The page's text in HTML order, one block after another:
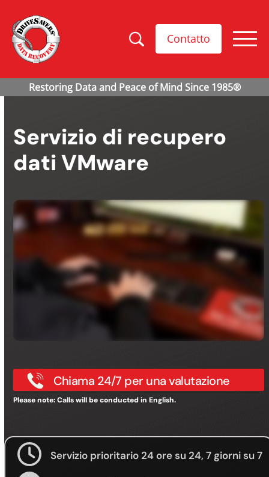
Contatto
Servizio di recupero
dati VMware
Chiama 24/7 per una valutazione
Please note: Calls will be conducted in English.
Servizio prioritario 24 ore su 24, 7 giorni su 7